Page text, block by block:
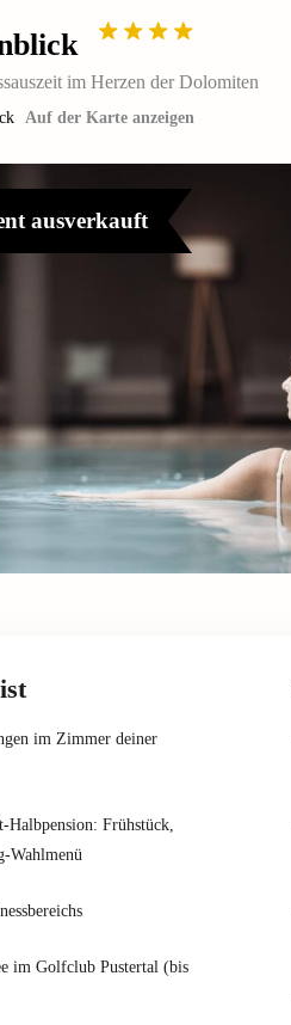
im Herzen der Dolomiten
Auf der Karte anzeigen
ausverkauft
im Zimmer deiner
Halbpension: Frühstück,
Wahlmenü
im Golfclub Pustertal (bis